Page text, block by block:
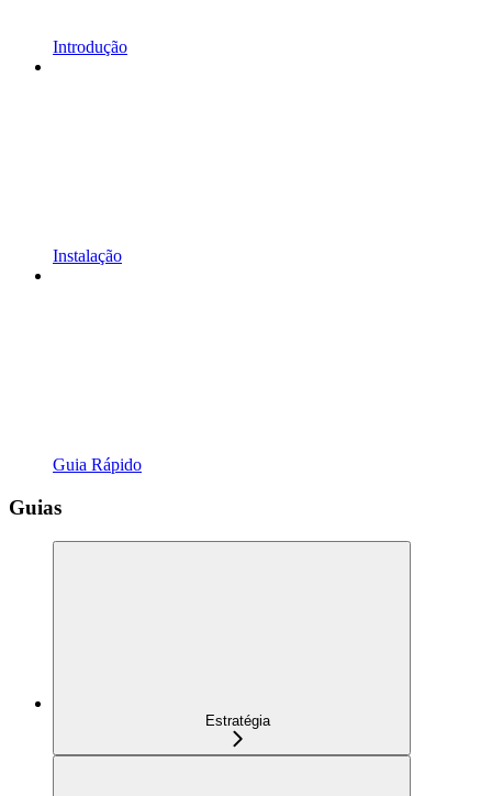
Introdução
Instalação
Guia Rápido
Guias
Estratégia